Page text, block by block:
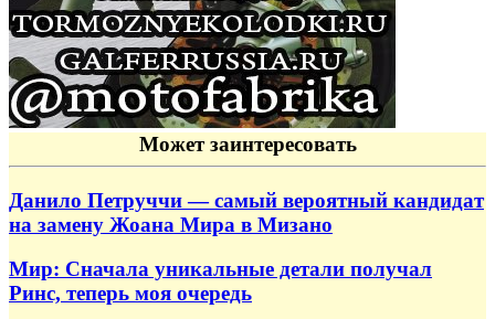
Может заинтересовать
Данило Петруччи — самый вероятный кандидат
на замену Жоана Мира в Мизано
Мир: Сначала уникальные детали получал
Ринс, теперь моя очередь